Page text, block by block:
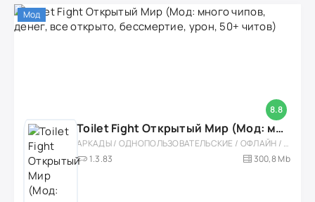
8.8
Мод
Toilet Fight Открытый Мир (Мод: много чипов, денег, все открыто, бессмертие, урон, 50+ читов)
АРКАДЫ / ОДНОПОЛЬЗОВАТЕЛЬСКИЕ / ОФЛАЙН / МОД / РОЛЕВЫЕ / ШУТЕРЫ / ОТКРЫТЫЙ МИР / ВСТРОЕННЫЙ КЕШ / 3D / ЭКШЕНЫ / ТУАЛЕТНЫЕ ВОЙНЫ / ДЛЯ ДЕТЕЙ
1.3.83
300,8 Mb